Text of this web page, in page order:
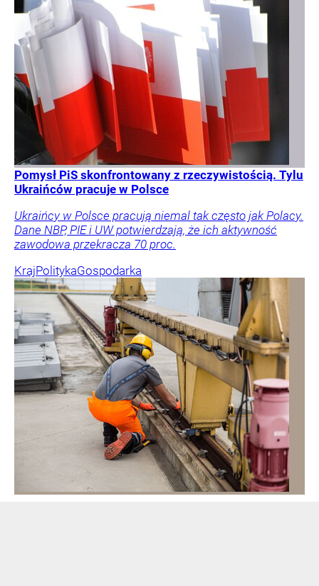
Pomysł PiS skonfrontowany z rzeczywistością. Tylu
Ukraińców pracuje w Polsce
Ukraińcy w Polsce pracują niemal tak często jak Polacy.
Dane NBP, PIE i UW potwierdzają, że ich aktywność
zawodowa przekracza 70 proc.
KrajPolitykaGospodarka